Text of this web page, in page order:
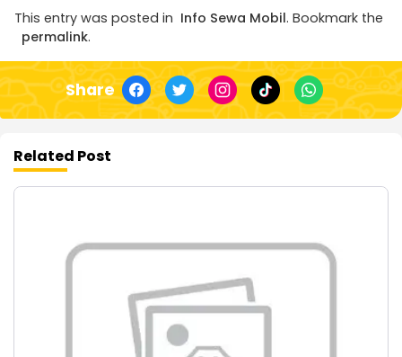
This entry was posted in Info Sewa Mobil. Bookmark the
permalink.
Share
Related Post